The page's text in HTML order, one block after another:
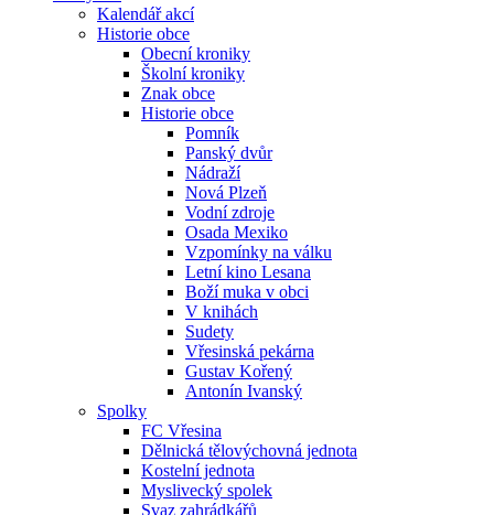
Kalendář akcí
Historie obce
Obecní kroniky
Školní kroniky
Znak obce
Historie obce
Pomník
Panský dvůr
Nádraží
Nová Plzeň
Vodní zdroje
Osada Mexiko
Vzpomínky na válku
Letní kino Lesana
Boží muka v obci
V knihách
Sudety
Vřesinská pekárna
Gustav Kořený
Antonín Ivanský
Spolky
FC Vřesina
Dělnická tělovýchovná jednota
Kostelní jednota
Myslivecký spolek
Svaz zahrádkářů